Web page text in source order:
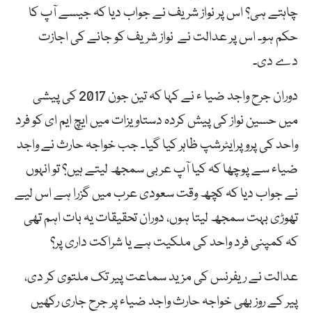
چاہتے ہی؟ اس پر نواز شریف نے جواب دیا کہ جیسے آپ کا
حکم ہو۔ اس پر عدالت نے نواز شریف کو جانے کی اجازت
دے دی۔
دوران جرح واجد ضیا ء نے کہا کہ تین جون 2017 کی پیشی
میں حسین نواز کی پیش کردہ دستاویزات میں ایچ ایم ای کو فرد
واحد کی پروپرایٹرشپ ظاہر کیا گیا۔ جب خواجہ حارث نے واجد
ضیاء سے پوچھا کہ کیا آپ عربی سمجھ لیتے ہیں؟ تو انہوں
نے جواب دیا کہ کچھ وقت سعودی عرب میں گزرا ہے اس لیے
تھوڑی بہت سمجھ لیتا ہوں، دوران تحقیقات یہ بات اہم تھی
کہ کمپنی فرد واحد کی ملکیت ہے یا شراکت داری پر؟
عدالت نے ریفرنس کی مزید سماعت پیر تک ملتوی کر دی،
پیر کے روز بھی خواجہ حارث واجد ضیاء پر جرح جاری رکھیں